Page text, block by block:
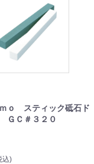
ｏ スティック砥石ド
ＧＣ＃３２０
込)